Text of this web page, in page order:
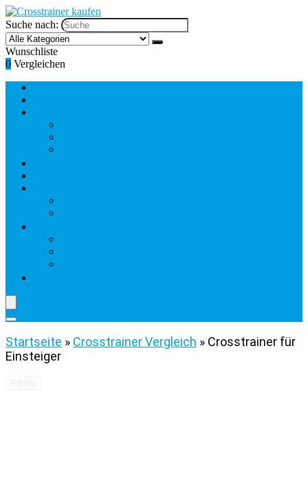
Suche nach:
Wunschliste
0 Vergleichen
Startseite » Crosstrainer Vergleich » Crosstrainer für
Einsteiger